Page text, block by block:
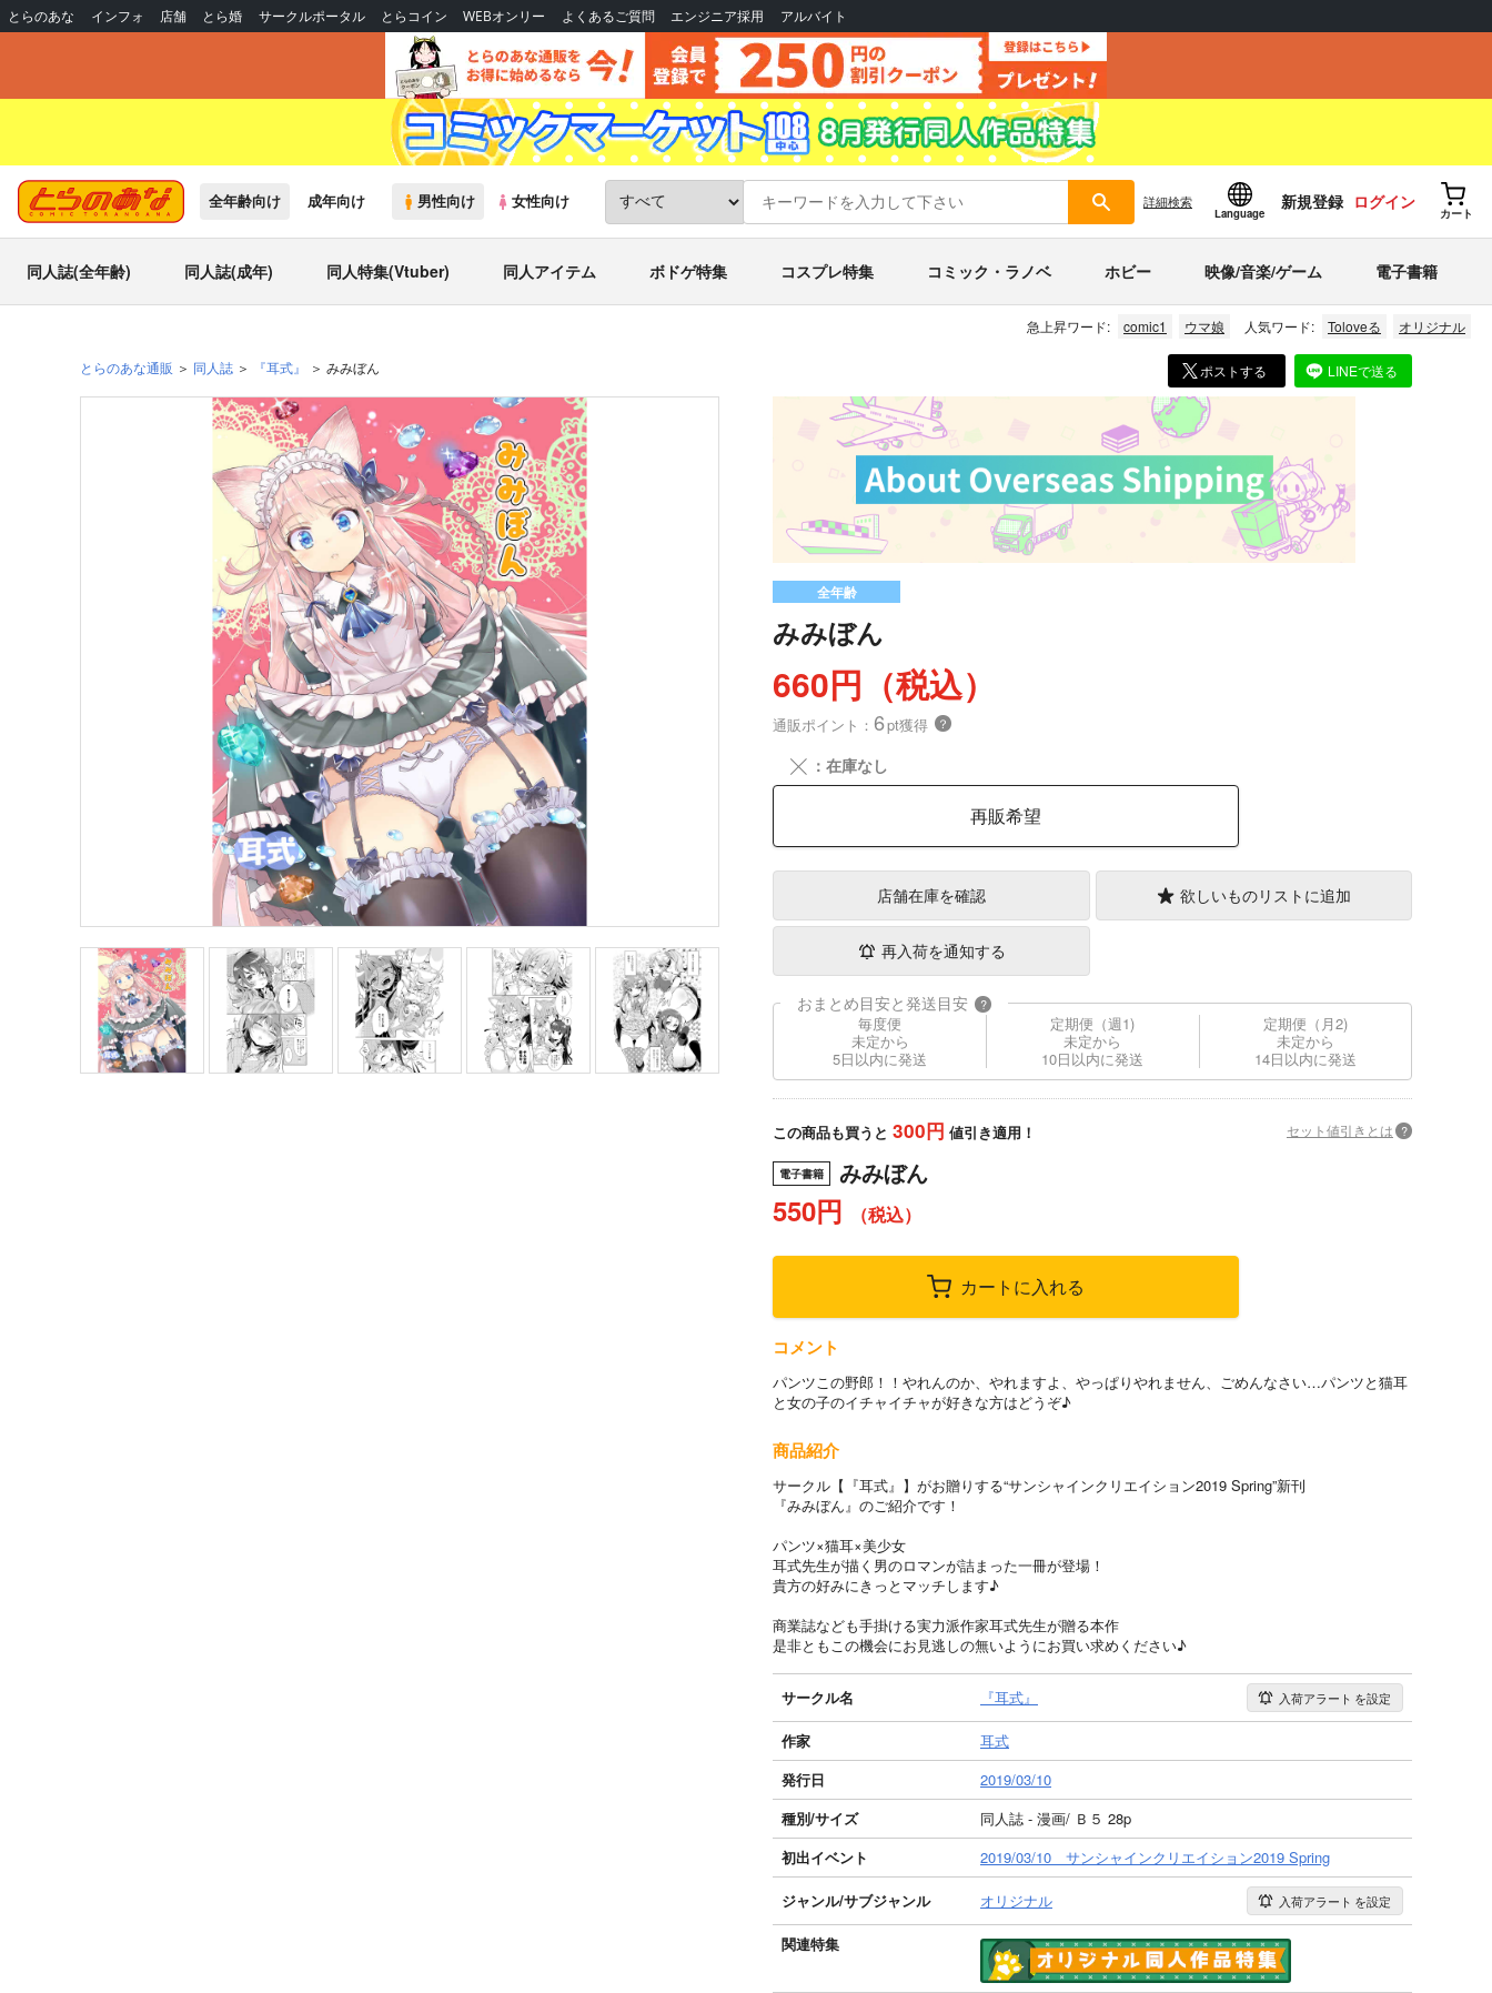
とらのあな インフォ 店舗 とら婚 サークルポータル とらコイン WEBオンリー よくあるご質問 エンジニア採用 アルバイト
全年齢向け 成年向け 男性向け 女性向け 詳細検索
Language
新規登録 ログイン
カート
同人誌(全年齢) 同人誌(成年) 同人特集(Vtuber) 同人アイテム ボドゲ特集 コスプレ特集 コミック・ラノベ ホビー 映像/音楽/ゲーム 電子書籍
急上昇ワード: comic1 ウマ娘 人気ワード: Toloveる オリジナル
とらのあな通販 同人誌 『耳式』 みみぼん ポストする LINEで送る
全年齢
みみぼん
660円（税込）
通販ポイント： 6pt獲得 ？
╳ ：在庫なし
再販希望
店舗在庫を確認 欲しいものリストに追加
再入荷を通知する
おまとめ目安と発送目安 ?
毎度便
未定から
5日以内に発送
定期便（週1)
未定から
10日以内に発送
定期便（月2)
未定から
14日以内に発送
この商品も買うと 300円 値引き適用！ セット値引きとは ?
電子書籍 みみぼん
550円 （税込）
カートに入れる
コメント
パンツこの野郎！！やれんのか、やれますよ、やっぱりやれません、ごめんなさい…パンツと猫耳
と女の子のイチャイチャが好きな方はどうぞ♪
商品紹介
サークル【『耳式』】がお贈りする“サンシャインクリエイション2019 Spring”新刊
『みみぼん』のご紹介です！
パンツ×猫耳×美少女
耳式先生が描く男のロマンが詰まった一冊が登場！
貴方の好みにきっとマッチします♪
商業誌なども手掛ける実力派作家耳式先生が贈る本作
是非ともこの機会にお見逃しの無いようにお買い求めください♪
サークル名 『耳式』 入荷アラート を設定
作家
耳式
発行日
2019/03/10
種別/サイズ
同人誌 - 漫画/ Ｂ５ 28p
初出イベント
2019/03/10 サンシャインクリエイション2019 Spring
ジャンル/サブジャンル オリジナル 入荷アラート を設定
関連特集